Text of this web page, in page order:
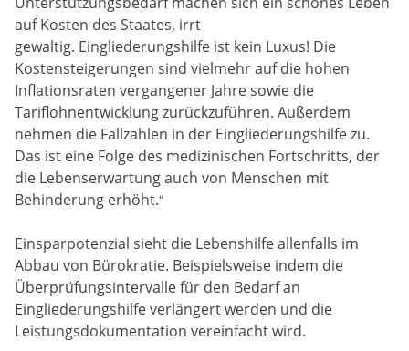
auf Kosten des Staates, irrt
gewaltig. Eingliederungshilfe ist kein Luxus! Die
Kostensteigerungen sind vielmehr auf die hohen
Inflationsraten vergangener Jahre sowie die
Tariflohnentwicklung zurückzuführen. Außerdem
nehmen die Fallzahlen in der Eingliederungshilfe zu.
Das ist eine Folge des medizinischen Fortschritts, der
die Lebenserwartung auch von Menschen mit
Behinderung erhöht.“
Einsparpotenzial sieht die Lebenshilfe allenfalls im
Abbau von Bürokratie. Beispielsweise indem die
Überprüfungsintervalle für den Bedarf an
Eingliederungshilfe verlängert werden und die
Leistungsdokumentation vereinfacht wird.